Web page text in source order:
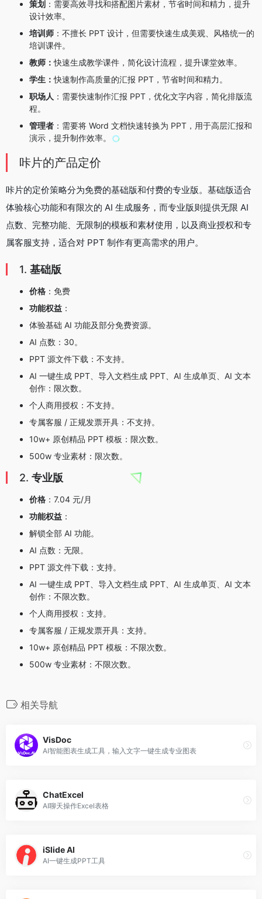
策划 ：需要高效寻找和搭配图片素材，节省时间和精力，提升
设计效率。
培训师 ：不擅长 PPT 设计，但需要快速生成美观、风格统一的
培训课件。
教师：快速生成教学课件，简化设计流程，提升课堂效率。
学生：快速制作高质量的汇报 PPT，节省时间和精力。
职场人 ：需要快速制作汇报 PPT，优化文字内容，简化排版流
程。
管理者 ：需要将 Word 文档快速转换为 PPT，用于高层汇报和
演示，提升制作效率。
咔片的产品定价
咔片的定价策略分为免费的基础版和付费的专业版。基础版适合
体验核心功能和有限次的 AI 生成服务，而专业版则提供无限 AI
点数、完整功能、无限制的模板和素材使用，以及商业授权和专
属客服支持，适合对 PPT 制作有更高需求的用户。
1. 基础版
价格 ：免费
功能权益 ：
体验基础 AI 功能及部分免费资源。
AI 点数：30。
PPT 源文件下载：不支持。
AI 一键生成 PPT、导入文档生成 PPT、AI 生成单页、AI 文本
创作：限次数。
个人商用授权：不支持。
专属客服 / 正规发票开具：不支持。
10w+ 原创精品 PPT 模板：限次数。
500w 专业素材：限次数。
2. 专业版
价格 ：7.04 元/月
功能权益 ：
解锁全部 AI 功能。
AI 点数：无限。
PPT 源文件下载：支持。
AI 一键生成 PPT、导入文档生成 PPT、AI 生成单页、AI 文本
创作：不限次数。
个人商用授权：支持。
专属客服 / 正规发票开具：支持。
10w+ 原创精品 PPT 模板：不限次数。
500w 专业素材：不限次数。
相关导航
VisDoc
AI智能图表生成工具，输入文字一键生成专业图表
ChatExcel
AI聊天操作Excel表格
iSlide AI
AI一键生成PPT工具